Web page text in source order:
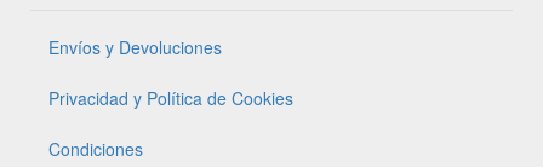
Envíos y Devoluciones
Privacidad y Política de Cookies
Condiciones